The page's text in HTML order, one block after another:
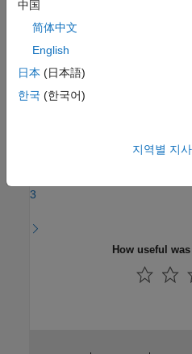
Limitations
Simulink®
Vehicle Dynamics Blockset
Step 1 of 8 in
3
How useful
中国
简体中文
English
日本 (日本語)
한국 (한국어)
지역별 지